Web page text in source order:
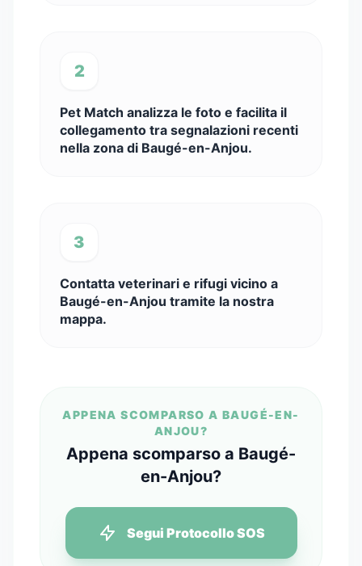
2
Pet Match analizza le foto e facilita il
collegamento tra segnalazioni recenti
nella zona di Baugé-en-Anjou.
3
Contatta veterinari e rifugi vicino a
Baugé-en-Anjou tramite la nostra
mappa.
APPENA SCOMPARSO A BAUGÉ-EN-
ANJOU?
Appena scomparso a Baugé-
en-Anjou?
Segui Protocollo SOS